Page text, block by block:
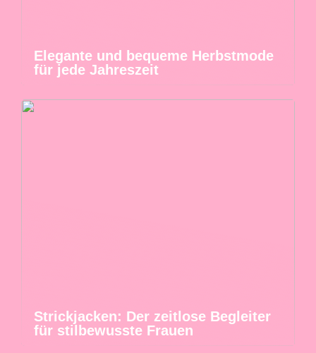
Elegante und bequeme Herbstmode
für jede Jahreszeit
Strickjacken: Der zeitlose Begleiter
für stilbewusste Frauen